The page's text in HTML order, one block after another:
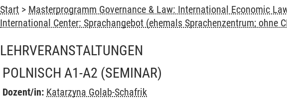
Start > Masterprogramm Governance & Law: International Economic
International Center: Sprachangebot (ehemals Sprachenzentrum; ohne
LEHRVERANSTALTUNGEN
POLNISCH A1-A2 (SEMINAR)
Dozent/in: Katarzyna Golab-Schafrik